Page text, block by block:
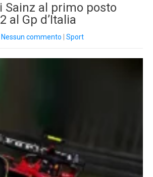
Sainz al primo posto
al Gp d’Italia
Nessun commento Sport